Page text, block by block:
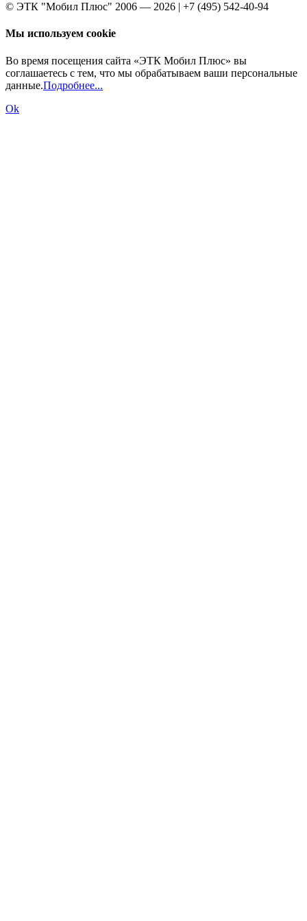
© ЭТК "Мобил Плюс" 2006 — 2026 | +7 (495) 542-40-94
Мы используем cookie
Во время посещения сайта «ЭТК Мобил Плюс» вы
соглашаетесь с тем, что мы обрабатываем ваши персональные
данные.Подробнее...
Ok